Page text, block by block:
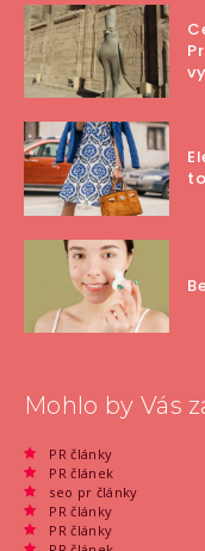
Mohlo by Vás
PR články
PR článek
seo pr články
PR články
PR články